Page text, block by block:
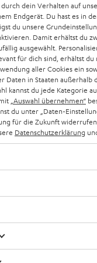
TEUFEL
Tippfehler und Irrtum
ist nicht im Lieferumfang
dein Verhalten auf
Endgerät. Du hast es in
du unsere
Damit erhältst du
ausgewählt.
für dich sind, erhältst du
aller Cookies ein
in Staaten außerhalb
kannst du jede Kategorie
„Auswahl übernehmen“
du unter „Daten-
für die Zukunft
Datenschutzerklärung